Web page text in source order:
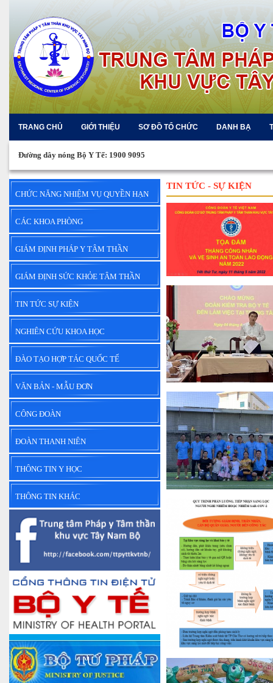
TRANG CHỦ GIỚI THIỆU SƠ ĐỒ TỔ CHỨC DANH BẠ
Đường dây nóng Bộ Y Tế: 1900 9095
CHỨC NĂNG NHIỆM VỤ QUYỀN HẠN
CÁC KHOA PHÒNG
GIÁM ĐỊNH PHÁP Y TÂM THẦN
GIÁM ĐỊNH SỨC KHỎE TÂM THẦN
TIN TỨC SỰ KIỆN
NGHIÊN CỨU KHOA HỌC
ĐÀO TẠO HỢP TÁC QUỐC TẾ
VĂN BẢN - MẪU ĐƠN
CÔNG ĐOÀN
ĐOÀN THANH NIÊN
THÔNG TIN Y HỌC
THÔNG TIN KHÁC
TIN TỨC - SỰ KIỆN